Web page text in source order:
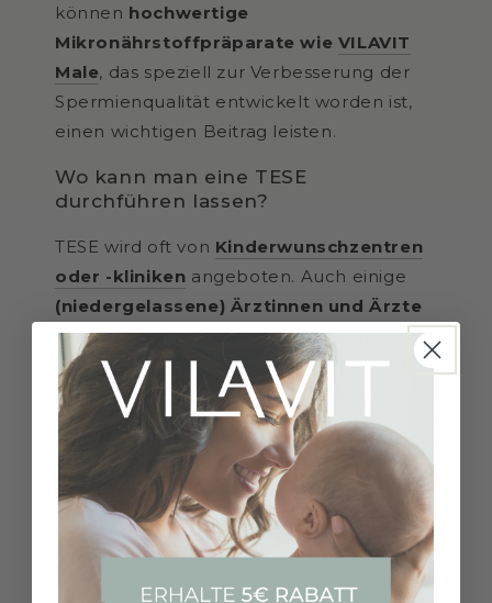
können hochwertige
Mikronährstoffpräparate wie VILAVIT
Male, das speziell zur Verbesserung der
Spermienqualität entwickelt worden ist,
einen wichtigen Beitrag leisten.
Wo kann man eine TESE
durchführen lassen?
TESE wird oft von Kinderwunschzentren
oder -kliniken angeboten. Auch einige
(niedergelassene) Ärztinnen und Ärzte
bieten eine TESE an. Die Operation erfolgt
dann meist in einer Tagesklinik. Manche
öffentlichen Krankenhäuserhaben
ebenfalls Abteilungen in denen
Fruchtbarkeitsbehandlungen
durchgeführt werden können.
Referenzen:
Esteves S. C. (2022). Microdissection